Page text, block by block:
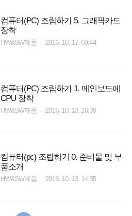
컴퓨터(PC) 조립하기 5. 그래픽카드
장착
HW&SW제품 2016. 10. 17. 00:44
컴퓨터(PC) 조립하기 1. 메인보드에
CPU 장착
HW&SW제품 2016. 10. 13. 16:39
컴퓨터(pc) 조립하기 0. 준비물 및 부
품소개
HW&SW제품 2016. 10. 13. 14:35